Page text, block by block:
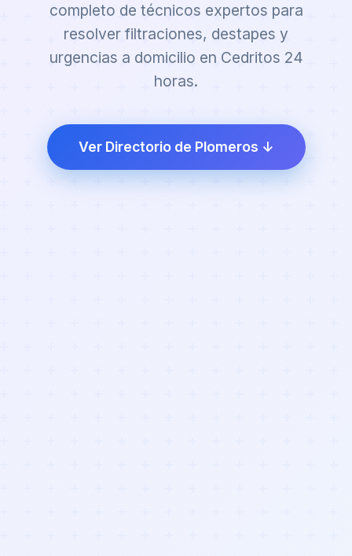
completo de técnicos expertos para
resolver filtraciones, destapes y
urgencias a domicilio en Cedritos 24
horas.
Ver Directorio de Plomeros ↓